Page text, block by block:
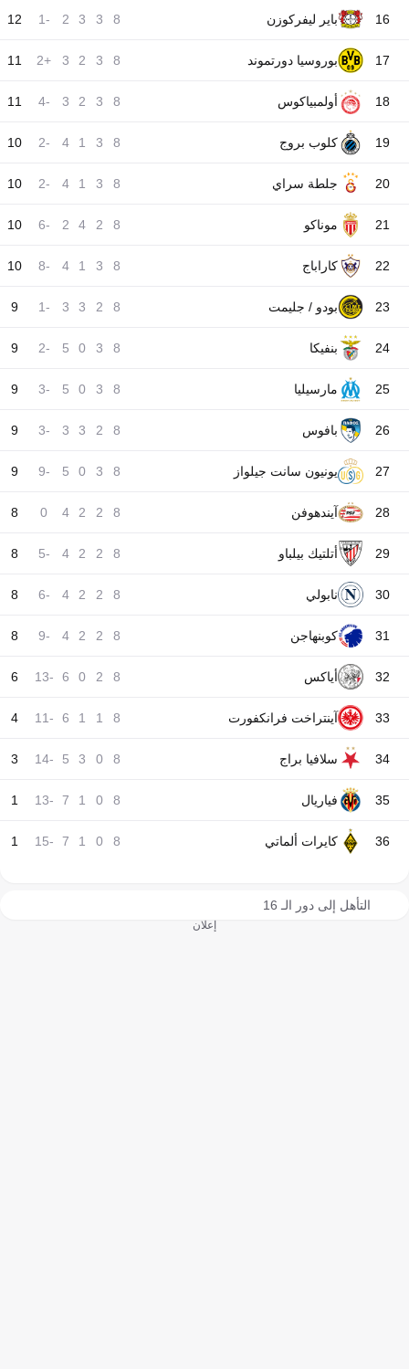
16 باير ليفركوزن 8
3
3
2
-1
12
17 بوروسيا دورتموند 8
3
2
3
+2
11
18 أولمبياكوس 8
3
2
3
-4
11
19 كلوب بروج 8
3
1
4
-2
10
20 جلطة سراي 8
3
1
4
-2
10
21 موناكو 8
2
4
2
-6
10
22 كاراباج 8
3
1
4
-8
10
23 بودو / جليمت 8
2
3
3
-1
9
24 بنفيكا 8
3
0
5
-2
9
25 مارسيليا 8
3
0
5
-3
9
26 بافوس 8
2
3
3
-3
9
27 يونيون سانت جيلواز 8
3
0
5
-9
9
28 آيندهوفن 8
2
2
4
0
8
29 أتلتيك بيلباو 8
2
2
4
-5
8
30 نابولي 8
2
2
4
-6
8
31 كوبنهاجن 8
2
2
4
-9
8
32 أياكس 8
2
0
6
-13
6
33 آينتراخت فرانكفورت 8
1
1
6
-11
4
34 سلافيا براج 8
0
3
5
-14
3
35 فياريال 8
0
1
7
-13
1
36 كايرات ألماتي 8
0
1
7
-15
1
التأهل إلى دور الـ 16
إعلان